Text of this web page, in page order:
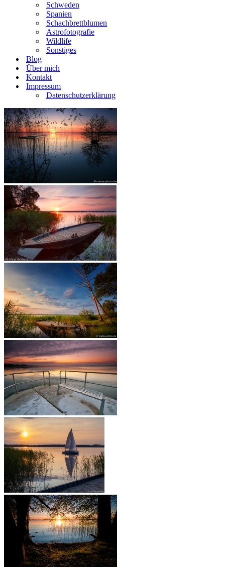
Schweden
Spanien
Schachbrettblumen
Astrofotografie
Wildlife
Sonstiges
Blog
Über mich
Kontakt
Impressum
Datenschutzerklärung